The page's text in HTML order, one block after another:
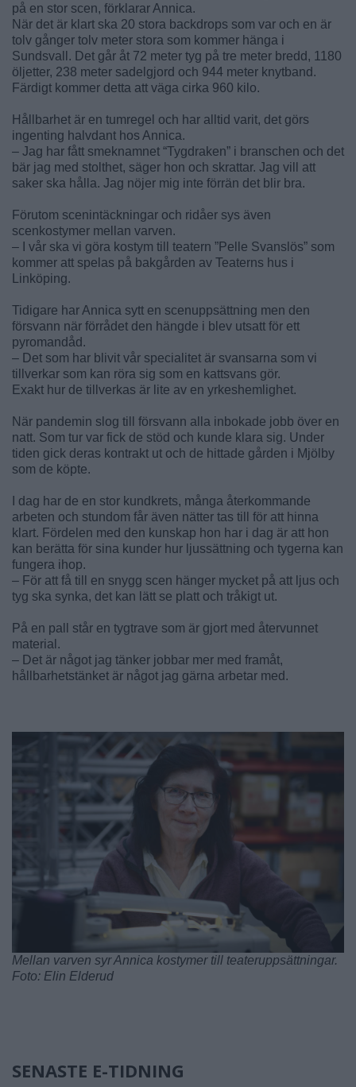
på en stor scen, förklarar Annica.
När det är klart ska 20 stora backdrops som var och en är
tolv gånger tolv meter stora som kommer hänga i
Sundsvall. Det går åt 72 meter tyg på tre meter bredd, 1180
öljetter, 238 meter sadelgjord och 944 meter knytband.
Färdigt kommer detta att väga cirka 960 kilo.
Hållbarhet är en tumregel och har alltid varit, det görs
ingenting halvdant hos Annica.
– Jag har fått smeknamnet “Tygdraken” i branschen och det
bär jag med stolthet, säger hon och skrattar. Jag vill att
saker ska hålla. Jag nöjer mig inte förrän det blir bra.
Förutom scenintäckningar och ridåer sys även
scenkostymer mellan varven.
– I vår ska vi göra kostym till teatern ”Pelle Svanslös” som
kommer att spelas på bakgården av Teaterns hus i
Linköping.
Tidigare har Annica sytt en scenuppsättning men den
försvann när förrådet den hängde i blev utsatt för ett
pyromandåd.
– Det som har blivit vår specialitet är svansarna som vi
tillverkar som kan röra sig som en kattsvans gör.
Exakt hur de tillverkas är lite av en yrkeshemlighet.
När pandemin slog till försvann alla inbokade jobb över en
natt. Som tur var fick de stöd och kunde klara sig. Under
tiden gick deras kontrakt ut och de hittade gården i Mjölby
som de köpte.
I dag har de en stor kundkrets, många återkommande
arbeten och stundom får även nätter tas till för att hinna
klart. Fördelen med den kunskap hon har i dag är att hon
kan berätta för sina kunder hur ljussättning och tygerna kan
fungera ihop.
– För att få till en snygg scen hänger mycket på att ljus och
tyg ska synka, det kan lätt se platt och tråkigt ut.
På en pall står en tygtrave som är gjort med återvunnet
material.
– Det är något jag tänker jobbar mer med framåt,
hållbarhetstänket är något jag gärna arbetar med.
Mellan varven syr Annica kostymer till teateruppsättningar.
Foto: Elin Elderud
SENASTE E-TIDNING